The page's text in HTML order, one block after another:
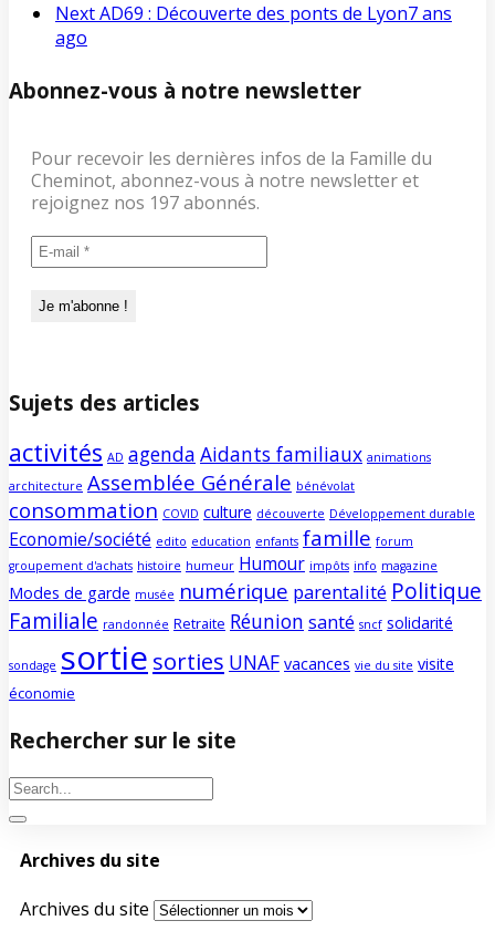
NextAD69 : Découverte des ponts de Lyon7 ans
ago
Abonnez-vous à notre newsletter
Pour recevoir les dernières infos de la Famille du
Cheminot, abonnez-vous à notre newsletter et
rejoignez nos 197 abonnés.
Sujets des articles
activités AD agenda Aidants familiaux animations
architecture Assemblée Générale bénévolat
consommation COVID culture découverte Développement durable
Economie/société edito education enfants famille forum
groupement d'achats histoire humeur Humour impôts info magazine
Modes de garde musée numérique parentalité Politique
Familiale randonnée Retraite Réunion santé sncf solidarité
sondage sortie sorties UNAF vacances vie du site visite
économie
Rechercher sur le site
Archives du site
Archives du site